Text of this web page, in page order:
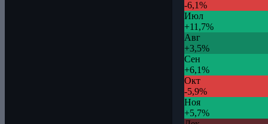
-6,1%
Июл
+11,7%
Авг
+3,5%
Сен
+6,1%
Окт
-5,9%
Ноя
+5,7%